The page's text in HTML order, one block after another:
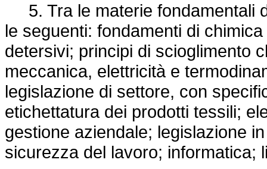
5. Tra le materie fondamentali
le seguenti: fondamenti di
detersivi; principi di scioglimento
meccanica, elettricità e
legislazione di settore, con
etichettatura dei prodotti tessili;
gestione aziendale; legislazione
sicurezza del lavoro; informatica;